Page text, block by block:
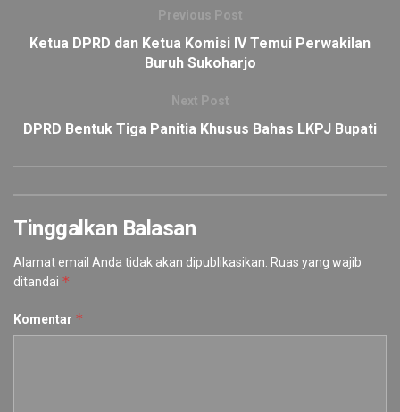
Previous Post
Ketua DPRD dan Ketua Komisi IV Temui Perwakilan
Buruh Sukoharjo
Next Post
DPRD Bentuk Tiga Panitia Khusus Bahas LKPJ Bupati
Tinggalkan Balasan
Alamat email Anda tidak akan dipublikasikan. Ruas yang wajib
ditandai *
Komentar *